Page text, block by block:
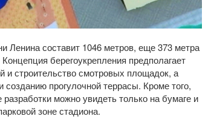
Ленина составит 1046 метров, еще 373 метра
берегоукрепления предполагает
и строительство смотровых площадок, а
прогулочной террасы. Кроме того,
можно увидеть только на бумаге и
зоне стадиона.